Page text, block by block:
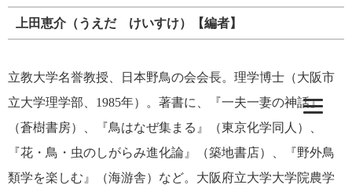
上田恵介（うえだ けいすけ）【編者】
立教大学名誉教授、日本野鳥の会会長。理学博士（大阪市
立大学理学部、1985年）。著書に、『一夫一妻の神話』
（蒼樹書房）、『鳥はなぜ集まる』（東京化学同人）、
『花・鳥・虫のしがらみ進化論』（築地書店）、『野外鳥
類学を楽しむ』（海游舎）など。大阪府立大学大学院農学